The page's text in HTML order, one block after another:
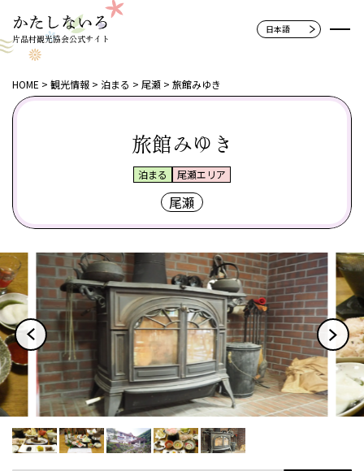
片品村観光協会公式サイト
HOME 観光情報 泊まる 尾瀬 旅館みゆき
旅館みゆき
泊まる 尾瀬エリア
尾瀬